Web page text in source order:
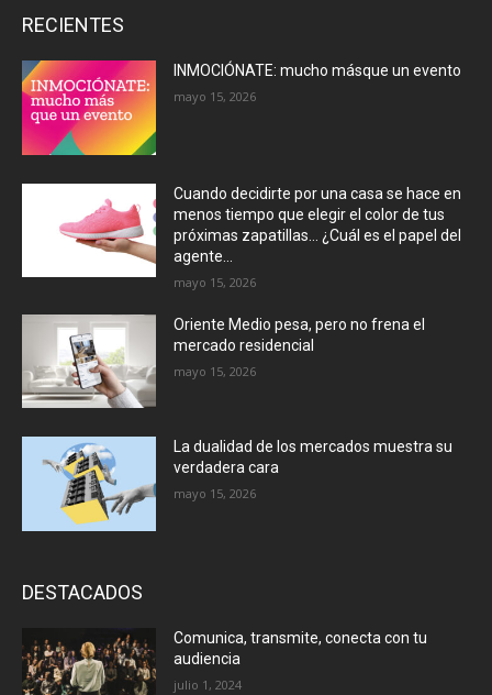
RECIENTES
INMOCIÓNATE: mucho másque un evento
mayo 15, 2026
Cuando decidirte por una casa se hace en
menos tiempo que elegir el color de tus
próximas zapatillas… ¿Cuál es el papel del
agente...
mayo 15, 2026
Oriente Medio pesa, pero no frena el
mercado residencial
mayo 15, 2026
La dualidad de los mercados muestra su
verdadera cara
mayo 15, 2026
DESTACADOS
Comunica, transmite, conecta con tu
audiencia
julio 1, 2024